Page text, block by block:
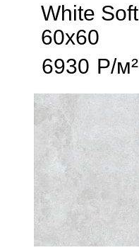
White Soft
60x60
6930 Р/м²